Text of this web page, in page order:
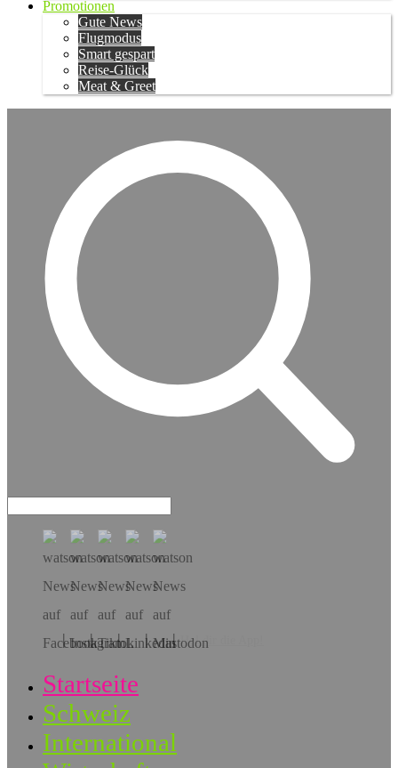
Promotionen
Gute News
Flugmodus
Smart gespart
Reise-Glück
Meat & Greet
Hol dir die App!
Startseite
Schweiz
International